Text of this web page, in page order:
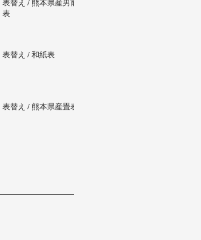
表替え / 熊本県産男前
表
表替え / 和紙表
表替え / 熊本県産畳表